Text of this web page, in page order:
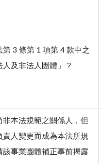
第 3 條第 1 項第 4 款中之
人及非法人團體」？
本法規範之關係人，但
人變更而成為本法所規
事業團體補正事前揭露